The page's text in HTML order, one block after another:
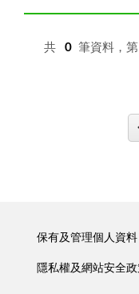
共 0 筆資料，第
保有及管理個人資料
隱私權及網站安全